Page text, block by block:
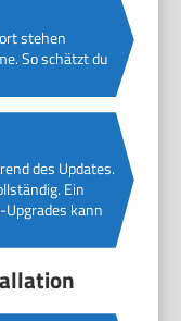
stehen
So schätzt du
des Updates.
Ein
kann